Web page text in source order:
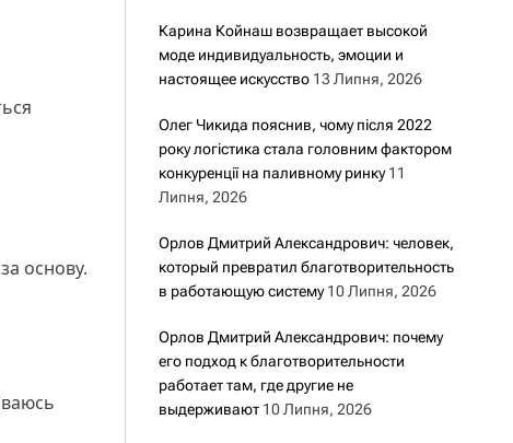
основу.
Карина Койнаш возвращает высокой
моде индивидуальность, эмоции и
настоящее искусство 13 Липня, 2026
Олег Чикида пояснив, чому після 2022
року логістика стала головним фактором
конкуренції на паливному ринку 11
Липня, 2026
Орлов Дмитрий Александрович: человек,
который превратил благотворительность
в работающую систему 10 Липня, 2026
Орлов Дмитрий Александрович: почему
его подход к благотворительности
работает там, где другие не
выдерживают 10 Липня, 2026